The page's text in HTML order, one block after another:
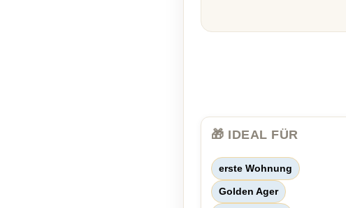
🎁 IDEAL FÜR
erste Wohnung
Golden Ager